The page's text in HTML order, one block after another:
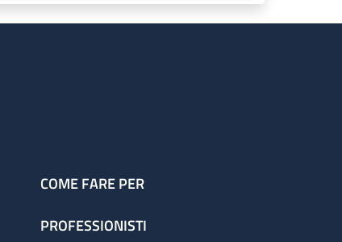
COME FARE PER
PROFESSIONISTI